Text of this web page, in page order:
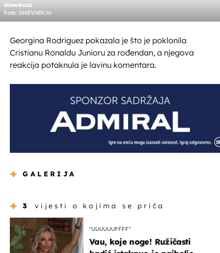
showbuzz
Foto: DNEVNIK.hr
Georgina Rodriguez pokazala je što je poklonila
Cristianu Ronaldu Junioru za rođendan, a njegova
reakcija potaknula je lavinu komentara.
GALERIJA
3 vijesti o kojima se priča
"UUUUUUFFFF"
Vau, koje noge! Ružičasti